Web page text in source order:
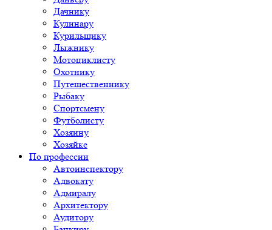
Дачнику
Кулинару
Курильщику
Лыжнику
Мотоциклисту
Охотнику
Путешественнику
Рыбаку
Спортсмену
Футболисту
Хозяину
Хозяйке
По профессии
Автоинспектору
Адвокату
Адмиралу
Архитектору
Аудитору